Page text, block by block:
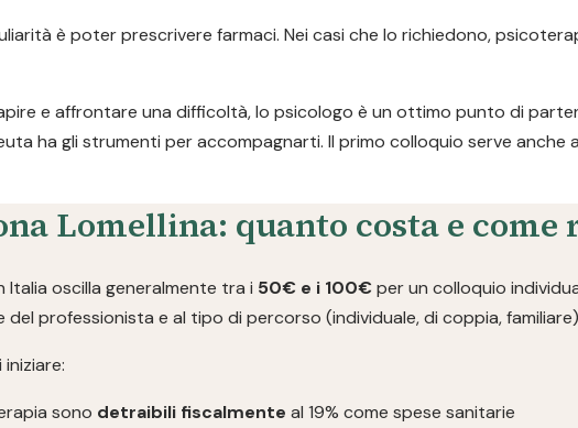
è poter prescrivere farmaci. Nei casi che lo richiedono,
e affrontare una difficoltà, lo psicologo è un ottimo punto di
ha gli strumenti per accompagnarti. Il primo colloquio serve anche
Lomellina: quanto costa e
oscilla generalmente tra i 50€ e i 100€ per un colloquio
del professionista e al tipo di percorso (individuale, di coppia,
sono detraibili fiscalmente al 19% come spese sanitarie